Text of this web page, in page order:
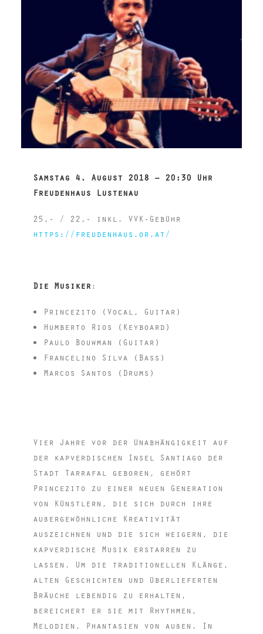
Deutsch
Samstag 4. August 2018 – 20:30 Uhr
Freudenhaus Lustenau
25,- / 22,- inkl. VVK-Gebühr
https://freudenhaus.or.at/
Die Musiker :
Princezito (Vocal, Guitar)
Humberto Rios (Keyboard)
Paulo Bouwman (Guitar)
Francelino Silva (Bass)
Marcos Santos (Drums)
Vier Jahre vor der Unabhängigkeit auf
der kapverdischen Insel Santiago der
Stadt Tarrafal geboren, gehört
Princezito zu einer neuen Generation
von Künstlern, die sich durch ihre
außergewöhnliche Kreativität
auszeichnen und die sich weigern, die
kapverdische Musik erstarren zu
lassen. Um die traditionellen Klänge,
alten Geschichten und überlieferten
Bräuche lebendig zu erhalten,
bereichert er sie mit Rhythmen,
Melodien, Phantasien von außen. In